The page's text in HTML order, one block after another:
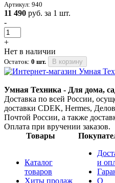
Артикул: 940
11 490 руб. за 1 шт.
-
+
Нет в наличии
Остаток: 0 шт. В корзину
Умная Техника - Для дома,
Доставка по всей России,
доставки CDEK, Hermes,
Почтой России, а также
Оплата при вручении заказов.
Товары
Каталог
товаров
Хиты продаж
и
О